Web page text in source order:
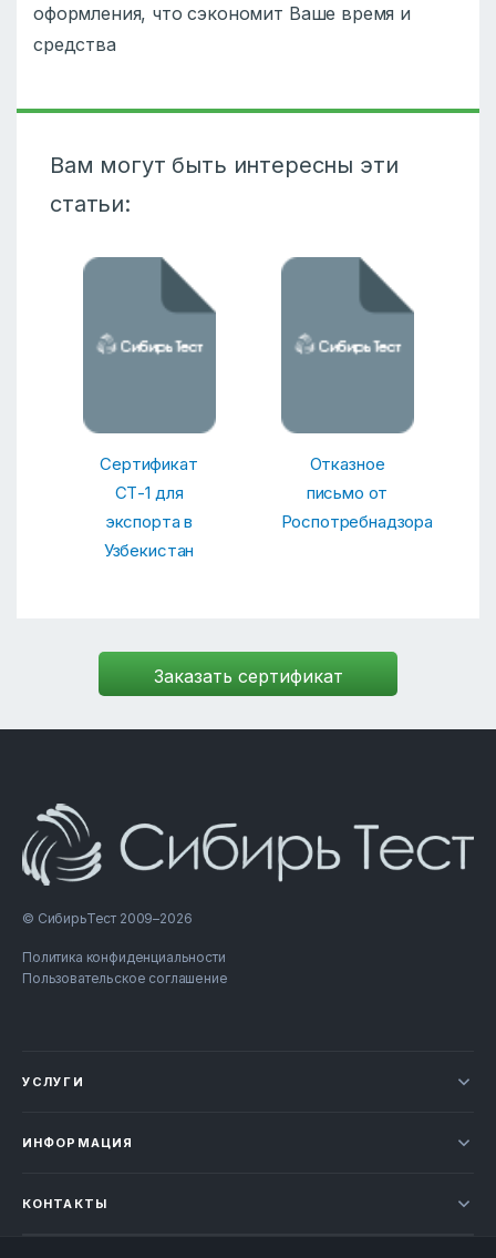
оформления, что сэкономит Ваше время и
средства
Вам могут быть интересны эти
статьи:
Сертификат
СТ-1 для
экспорта в
Узбекистан
Отказное
письмо от
Роспотребнадзора
© СибирьТест 2009–2026
Политика конфиденциальности
Пользовательское соглашение
УСЛУГИ
ИНФОРМАЦИЯ
КОНТАКТЫ